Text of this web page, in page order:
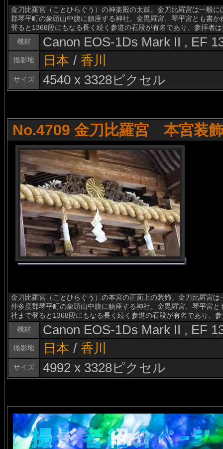
金刀比羅宮（ことひらぐう）の神楽殿の太鼓。金刀比羅宮は一般
郡琴平町の象頭山中腹に鎮座する神社。金毘羅宮、琴平宮とも書
登ると1368段にもなる長く続く参道の石段が有名であり、参拝者
機材
Canon EOS-1Ds Mark II , EF
撮影地 日本 / 香川
サイズ 4540 x 3328ピクセル
No.4709 金刀比羅宮 本宮装飾
金刀比羅宮（ことひらぐう）の本宮の正面上の装飾。金刀比羅宮
仲多度郡琴平町の象頭山中腹に鎮座する神社。金毘羅宮、琴平宮
社まで登ると1368段にもなる長く続く参道の石段が有名であり、
機材
Canon EOS-1Ds Mark II , EF
撮影地 日本 / 香川
サイズ 4992 x 3328ピクセル